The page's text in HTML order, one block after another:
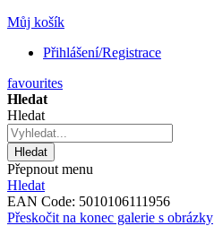
Můj košík
Přihlášení/Registrace
favourites
Hledat
Hledat
Hledat
Přepnout menu
Hledat
EAN Code: 5010106111956
Přeskočit na konec galerie s obrázky